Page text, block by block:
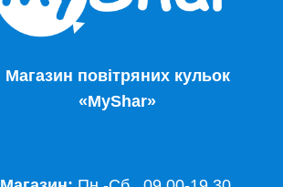
Магазин повітряних кульок
«MyShar»